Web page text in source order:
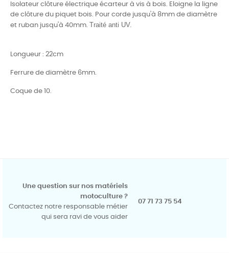
Isolateur clôture électrique écarteur à vis à bois. Eloigne la ligne
de clôture du piquet bois. Pour corde jusqu'à 8mm de diamètre
et ruban jusqu'à 40mm. Traité anti UV.
Longueur : 22cm
Ferrure de diamètre 6mm.
Coque de 10.
Une question sur nos matériels
motoculture ?
Contactez notre responsable métier
qui sera ravi de vous aider
07 71 73 75 54